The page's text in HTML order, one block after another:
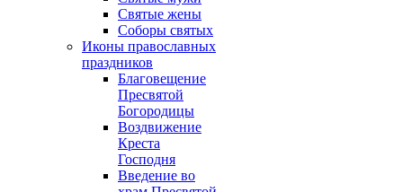
Святые жены
Соборы святых
Иконы православных
праздников
Благовещение
Пресвятой
Богородицы
Воздвижение
Креста
Господня
Введение во